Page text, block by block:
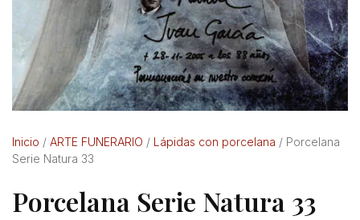
Inicio / ARTE FUNERARIO / Lápidas con porcelana / Porcelana
Serie Natura 33
Porcelana Serie Natura 33